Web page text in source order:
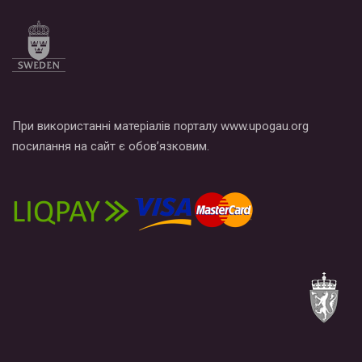
При використанні матеріалів порталу www.upogau.org
посилання на сайт є обов’язковим.